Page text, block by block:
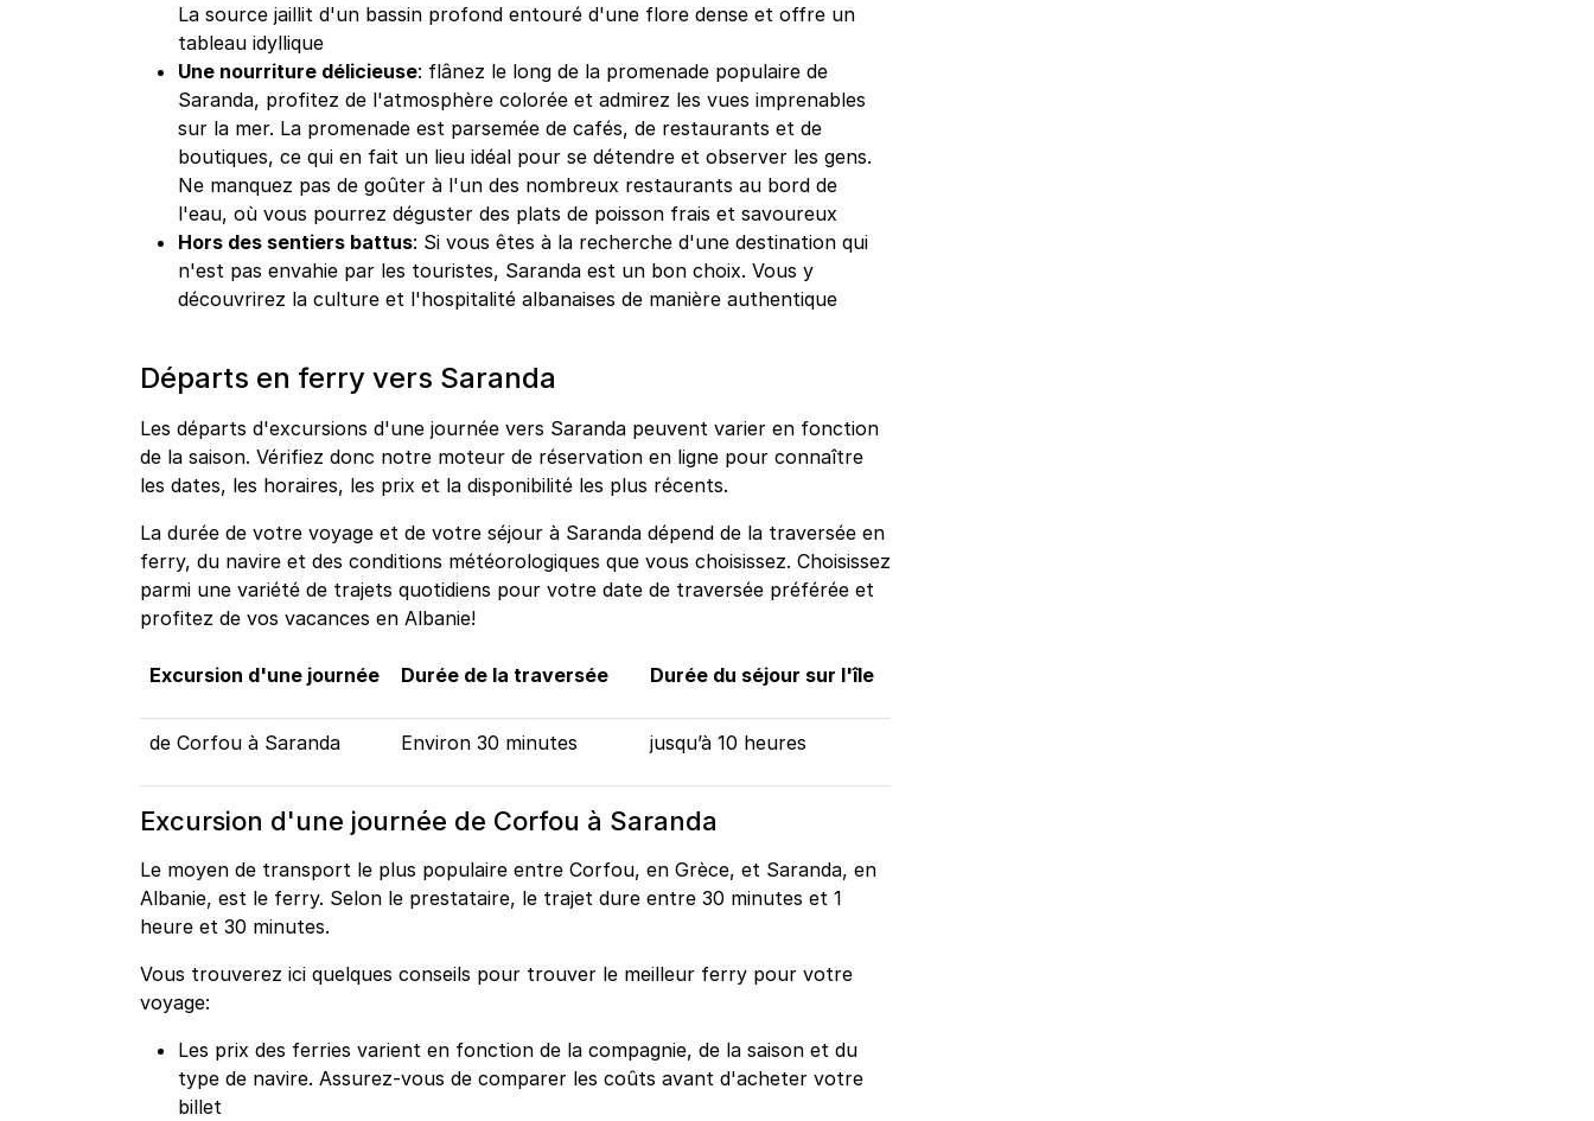
La source jaillit d'un bassin profond entouré d'une flore dense et offre un
tableau idyllique
Une nourriture délicieuse: flânez le long de la promenade populaire de
Saranda, profitez de l'atmosphère colorée et admirez les vues imprenables
sur la mer. La promenade est parsemée de cafés, de restaurants et de
boutiques, ce qui en fait un lieu idéal pour se détendre et observer les gens.
Ne manquez pas de goûter à l'un des nombreux restaurants au bord de
l'eau, où vous pourrez déguster des plats de poisson frais et savoureux
Hors des sentiers battus: Si vous êtes à la recherche d'une destination qui
n'est pas envahie par les touristes, Saranda est un bon choix. Vous y
découvrirez la culture et l'hospitalité albanaises de manière authentique
Départs en ferry vers Saranda
Les départs d'excursions d'une journée vers Saranda peuvent varier en fonction
de la saison. Vérifiez donc notre moteur de réservation en ligne pour connaître
les dates, les horaires, les prix et la disponibilité les plus récents.
La durée de votre voyage et de votre séjour à Saranda dépend de la traversée en
ferry, du navire et des conditions météorologiques que vous choisissez. Choisissez
parmi une variété de trajets quotidiens pour votre date de traversée préférée et
profitez de vos vacances en Albanie!
Excursion d'une journée Durée de la traversée Durée du séjour sur l'île
de Corfou à Saranda Environ 30 minutes jusqu’à 10 heures
Excursion d'une journée de Corfou à Saranda
Le moyen de transport le plus populaire entre Corfou, en Grèce, et Saranda, en
Albanie, est le ferry. Selon le prestataire, le trajet dure entre 30 minutes et 1
heure et 30 minutes.
Vous trouverez ici quelques conseils pour trouver le meilleur ferry pour votre
voyage:
Les prix des ferries varient en fonction de la compagnie, de la saison et du
type de navire. Assurez-vous de comparer les coûts avant d'acheter votre
billet